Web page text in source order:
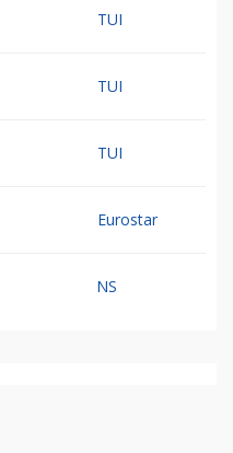
TUI
TUI
TUI
Eurostar
NS